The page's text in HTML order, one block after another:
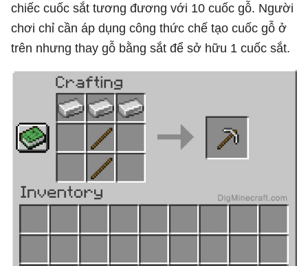
chiếc cuốc sắt tương đương với 10 cuốc gỗ. Người
chơi chỉ cần áp dụng công thức chế tạo cuốc gỗ ở
trên nhưng thay gỗ bằng sắt để sở hữu 1 cuốc sắt.